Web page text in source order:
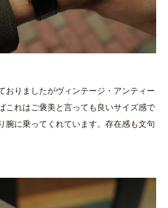
おりましたがヴィンテージ・アンティー
これはご褒美と言っても良いサイズ感で
腕に乗ってくれています。存在感も文句